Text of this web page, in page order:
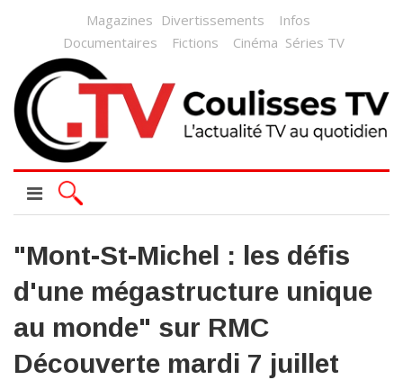
Magazines Divertissements
Infos
Documentaires
Fictions Cinéma Séries TV
"Mont-St-Michel : les défis
d'une mégastructure unique
au monde" sur RMC
Découverte mardi 7 juillet